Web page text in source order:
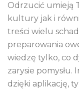
Odrzucić umieją
kultury jak i
treści wielu
preparowania
wiedzę tylko, co
zarysie pomysłu.
dzięki aplikację,